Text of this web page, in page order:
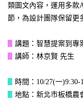
類圖文內容，運用多款
節，為設計團隊保留更
講題：智慧提案到專
講師：林京賢 先生
時間：10/27(一)9:30-
地點：新北市板橋農